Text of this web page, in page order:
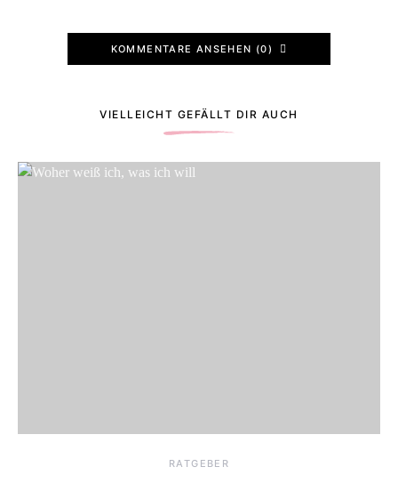
KOMMENTARE ANSEHEN (0)
VIELLEICHT GEFÄLLT DIR AUCH
RATGEBER